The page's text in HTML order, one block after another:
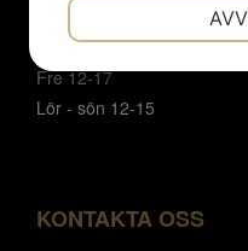
Vi har sommarstängt
Mån- tor 12 - 18
Fre 12-17
Lör - sön 12-15
KONTAKTA OSS